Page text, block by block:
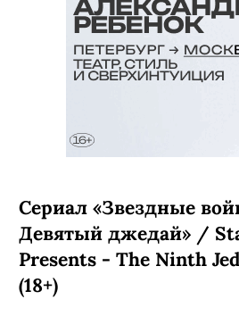
Сериал «Звездные
Девятый джедай» /
Presents - The Ninth
(18+)